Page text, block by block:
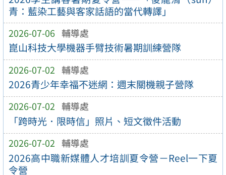
青：藍染工藝與客家話語的當代轉譯」
2026-07-06 輔導處
崑山科技大學機器手臂技術暑期訓練營隊
2026-07-02 輔導處
2026青少年幸福不迷網：週末關機親子營隊
2026-07-02 輔導處
「跨時光．限時信」照片、短文徵件活動
2026-07-02 輔導處
2026高中職新媒體人才培訓夏令營－Reel一下夏
令營